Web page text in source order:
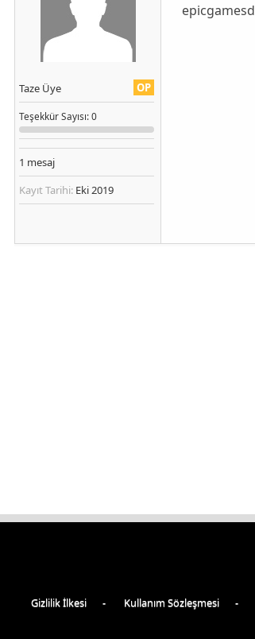
OP
Taze Üye
TeşekkürSayısı: 0
1 mesaj
Kayıt Tarihi: Eki 2019
Gizlilik İlkesi Kullanım Sözleşmesi